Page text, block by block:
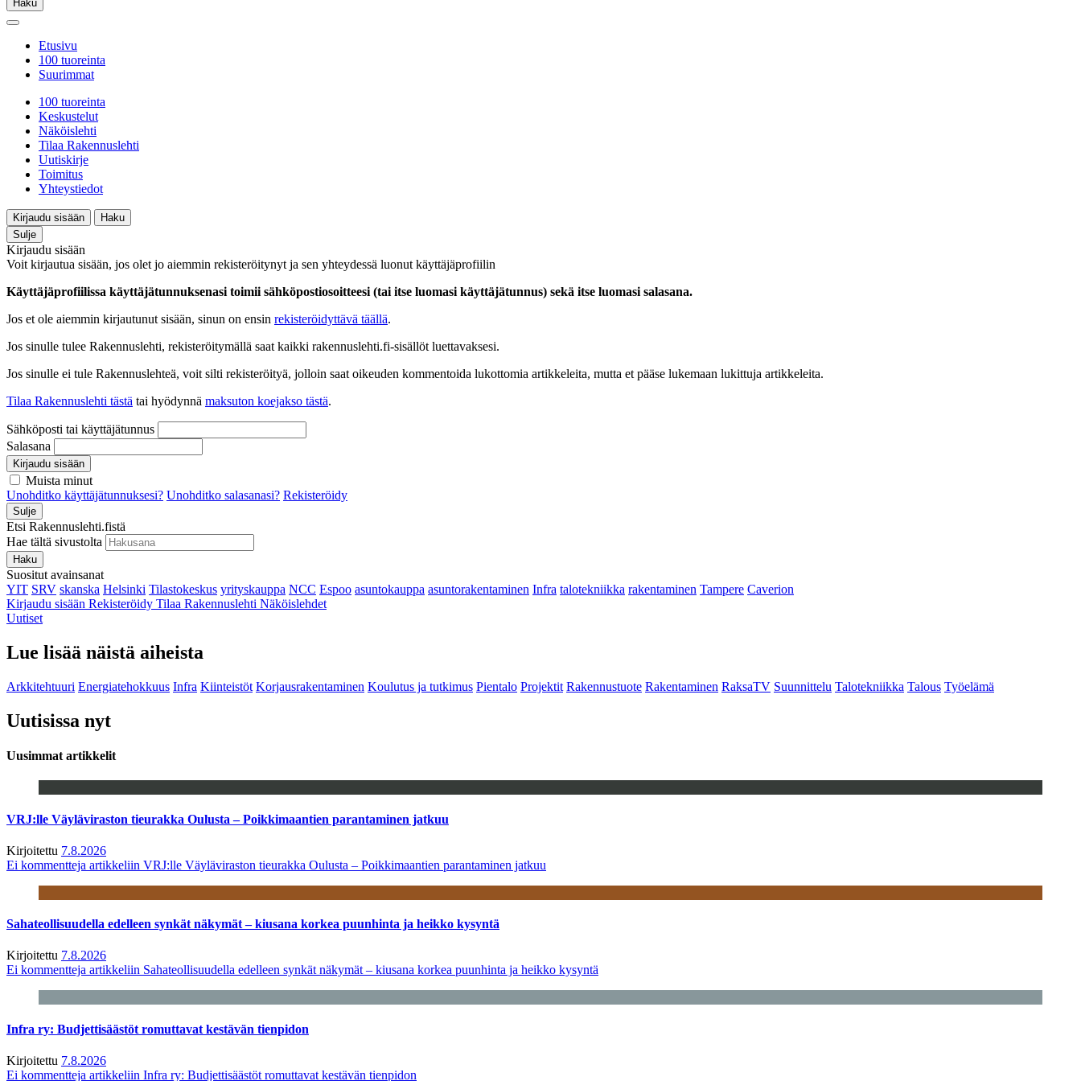
Haku
Etusivu
100 tuoreinta
Suurimmat
100 tuoreinta
Keskustelut
Näköislehti
Tilaa Rakennuslehti
Uutiskirje
Toimitus
Yhteystiedot
Kirjaudu sisään
Haku
Sulje
Kirjaudu sisään
Voit kirjautua sisään, jos olet jo aiemmin rekisteröitynyt ja sen yhteydessä luonut käyttäjäprofiilin
Käyttäjäprofiilissa käyttäjätunnuksenasi toimii sähköpostiosoitteesi (tai itse luomasi käyttäjätunnus) sekä itse luomasi salasana.
Jos et ole aiemmin kirjautunut sisään, sinun on ensin rekisteröidyttävä täällä.
Jos sinulle tulee Rakennuslehti, rekisteröitymällä saat kaikki rakennuslehti.fi-sisällöt luettavaksesi.
Jos sinulle ei tule Rakennuslehteä, voit silti rekisteröityä, jolloin saat oikeuden kommentoida lukottomia artikkeleita, mutta et pääse lukemaan lukittuja artikkeleita.
Tilaa Rakennuslehti tästä tai hyödynnä maksuton koejakso tästä.
Sähköposti tai käyttäjätunnus
Salasana
Kirjaudu sisään
Muista minut
Unohditko käyttäjätunnuksesi? Unohditko salasanasi? Rekisteröidy
Sulje
Etsi Rakennuslehti.fistä
Hae tältä sivustolta
Haku
Suositut avainsanat
YIT SRV skanska Helsinki Tilastokeskus yrityskauppa NCC Espoo asuntokauppa asuntorakentaminen Infra talotekniikka rakentaminen Tampere Caverion
Kirjaudu sisään Rekisteröidy Tilaa Rakennuslehti Näköislehdet
Uutiset
Lue lisää näistä aiheista
Arkkitehtuuri Energiatehokkuus Infra Kiinteistöt Korjausrakentaminen Koulutus ja tutkimus Pientalo Projektit Rakennustuote Rakentaminen RaksaTV Suunnittelu Talotekniikka Talous Työelämä
Uutisissa nyt
Uusimmat artikkelit
VRJ:lle Väyläviraston tieurakka Oulusta – Poikkimaantien parantaminen jatkuu
Kirjoitettu 7.8.2026
Ei kommentteja artikkeliin VRJ:lle Väyläviraston tieurakka Oulusta – Poikkimaantien parantaminen jatkuu
Sahateollisuudella edelleen synkät näkymät – kiusana korkea puunhinta ja heikko kysyntä
Kirjoitettu 7.8.2026
Ei kommentteja artikkeliin Sahateollisuudella edelleen synkät näkymät – kiusana korkea puunhinta ja heikko kysyntä
Infra ry: Budjettisäästöt romuttavat kestävän tienpidon
Kirjoitettu 7.8.2026
Ei kommentteja artikkeliin Infra ry: Budjettisäästöt romuttavat kestävän tienpidon